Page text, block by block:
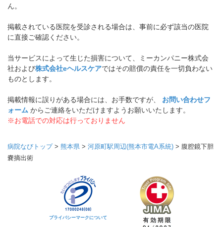
ん。
掲載されている医院を受診される場合は、事前に必ず該当の医院
に直接ご確認ください。
当サービスによって生じた損害について、ミーカンパニー株式会
社および株式会社eヘルスケアではその賠償の責任を一切負わない
ものとします。
掲載情報に誤りがある場合には、お手数ですが、 お問い合わせフ
ォーム からご連絡をいただけますようお願いいたします。
※お電話での対応は行っておりません
病院なびトップ> 熊本県 > 河原町駅周辺(熊本市電A系統) > 腹腔鏡下胆
嚢摘出術
プライバシーマークについて